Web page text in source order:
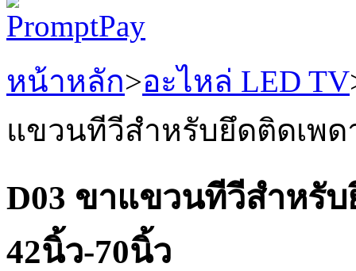
หน้าหลัก>อะไหล่ LED TV
แขวนทีวีสำหรับยึดติดเพ
D03 ขาแขวนทีวีสำหรั
42นิ้ว-70นิ้ว